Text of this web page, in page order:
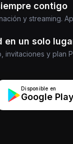
contigo
y streaming.
en un solo
invitaciones y plan
Disponible en
Google Play